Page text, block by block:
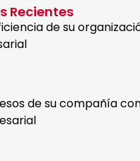
Recientes
de su
de su compañía